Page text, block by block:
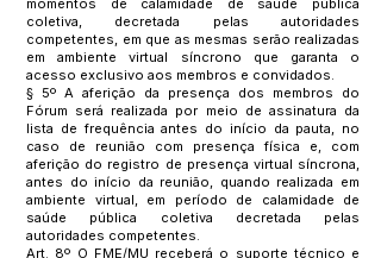
momentos de calamidade de saúde pública
coletiva, decretada pelas autoridades
competentes, em que as mesmas serão realizadas
em ambiente virtual síncrono que garanta o
acesso exclusivo aos membros e convidados.
§ 5º A aferição da presença dos membros do
Fórum será realizada por meio de assinatura da
lista de frequência antes do início da pauta, no
caso de reunião com presença física e, com
aferição do registro de presença virtual síncrona,
antes do início da reunião, quando realizada em
ambiente virtual, em período de calamidade de
saúde pública coletiva decretada pelas
autoridades competentes.
Art. 8º O FME/MU receberá o suporte técnico e